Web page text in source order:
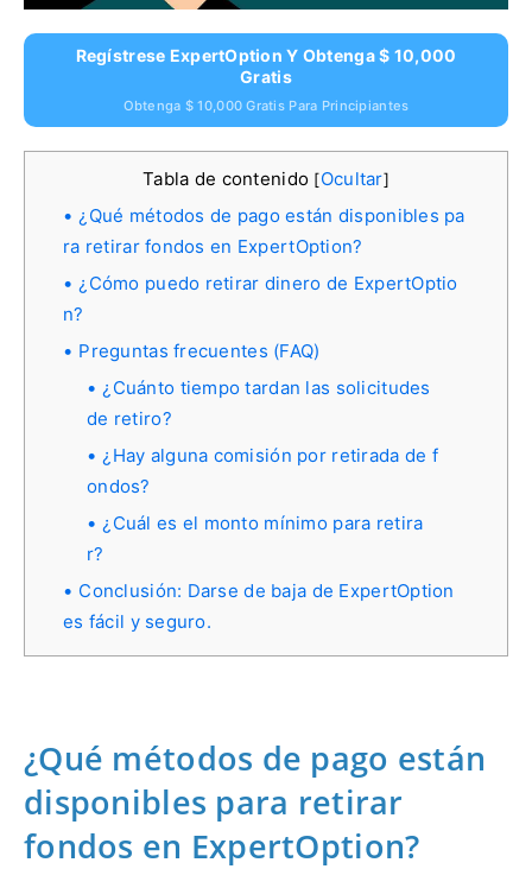
Regístrese ExpertOption Y Obtenga $ 10,000
Gratis
Obtenga $ 10,000 Gratis Para Principiantes
Tabla de contenido [Ocultar]
¿Qué métodos de pago están disponibles pa
ra retirar fondos en ExpertOption?
¿Cómo puedo retirar dinero de ExpertOptio
n?
Preguntas frecuentes (FAQ)
¿Cuánto tiempo tardan las solicitudes
de retiro?
¿Hay alguna comisión por retirada de f
ondos?
¿Cuál es el monto mínimo para retira
r?
Conclusión: Darse de baja de ExpertOption
es fácil y seguro.
¿Qué métodos de pago están
disponibles para retirar
fondos en ExpertOption?